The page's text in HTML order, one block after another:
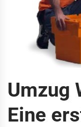
Umzug
Eine